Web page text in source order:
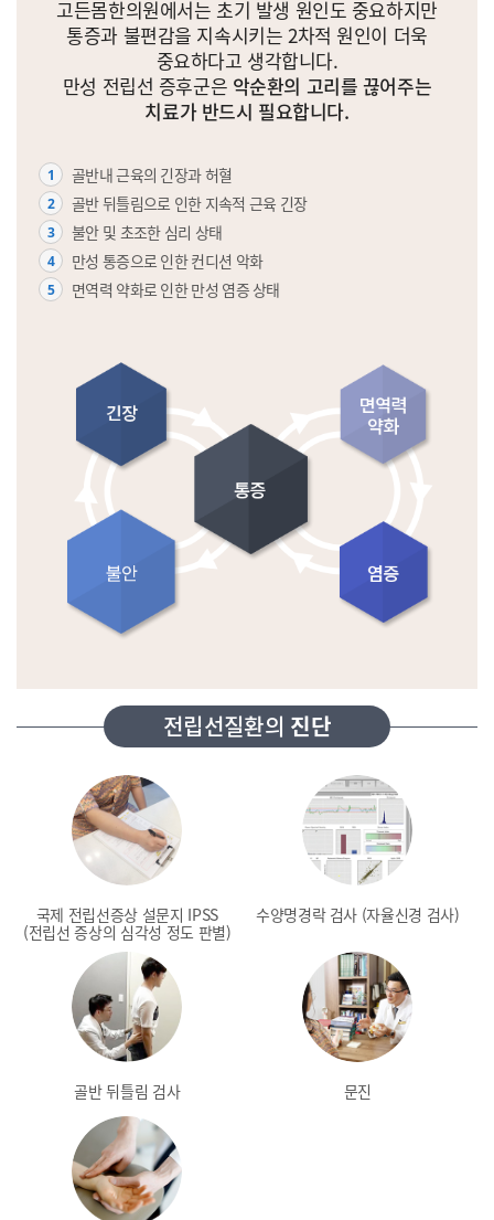
고든몸한의원에서는 초기 발생 원인도 중요하지만
통증과 불편감을 지속시키는 2차적 원인이 더욱
중요하다고 생각합니다.
만성 전립선 증후군은 악순환의 고리를 끊어주는
치료가 반드시 필요합니다.
1 골반내 근육의 긴장과 허혈
2 골반 뒤틀림으로 인한 지속적 근육 긴장
3 불안 및 초조한 심리 상태
4 만성 통증으로 인한 컨디션 악화
5 면역력 약화로 인한 만성 염증 상태
전립선질환의 진단
국제 전립선증상 설문지 IPSS
(전립선 증상의 심각성 정도 판별)
수양명경락 검사 (자율신경 검사)
골반 뒤틀림 검사 문진